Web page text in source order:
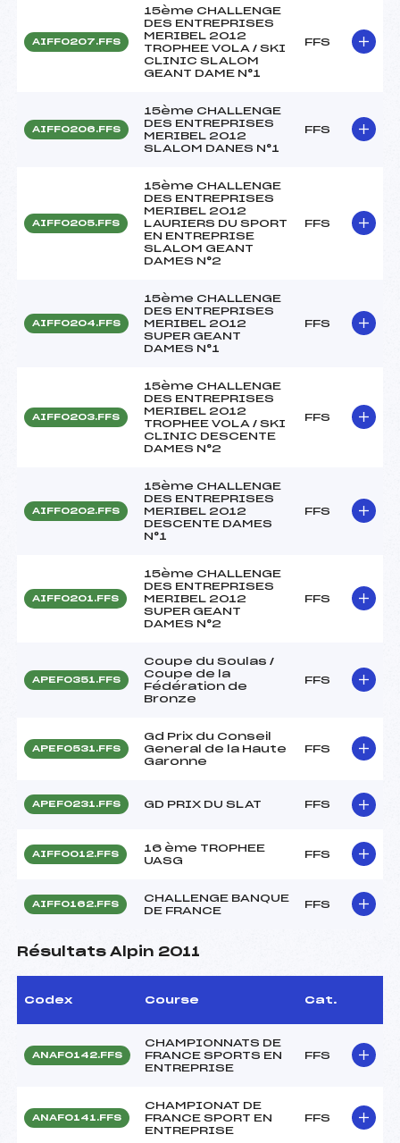
AIFF0207.FFS
15ème CHALLENGE
DES ENTREPRISES
MERIBEL 2012
TROPHEE VOLA / SKI
CLINIC SLALOM
GEANT DAME N°1
FFS
AIFF0206.FFS
15ème CHALLENGE
DES ENTREPRISES
MERIBEL 2012
SLALOM DANES N°1
FFS
AIFF0205.FFS
15ème CHALLENGE
DES ENTREPRISES
MERIBEL 2012
LAURIERS DU SPORT
EN ENTREPRISE
SLALOM GEANT
DAMES N°2
FFS
AIFF0204.FFS
15ème CHALLENGE
DES ENTREPRISES
MERIBEL 2012
SUPER GEANT
DAMES N°1
FFS
AIFF0203.FFS
15ème CHALLENGE
DES ENTREPRISES
MERIBEL 2012
TROPHEE VOLA / SKI
CLINIC DESCENTE
DAMES N°2
FFS
AIFF0202.FFS
15ème CHALLENGE
DES ENTREPRISES
MERIBEL 2012
DESCENTE DAMES
N°1
FFS
AIFF0201.FFS
15ème CHALLENGE
DES ENTREPRISES
MERIBEL 2012
SUPER GEANT
DAMES N°2
FFS
APEF0351.FFS
Coupe du Soulas /
Coupe de la
Fédération de
Bronze
FFS
APEF0531.FFS
Gd Prix du Conseil
General de la Haute
Garonne
FFS
APEF0231.FFS GD PRIX DU SLAT FFS
AIFF0012.FFS
16 ème TROPHEE
UASG
FFS
AIFF0162.FFS
CHALLENGE BANQUE
DE FRANCE
FFS
Résultats Alpin 2011
Codex Course Cat.
ANAF0142.FFS
CHAMPIONNATS DE
FRANCE SPORTS EN
ENTREPRISE
FFS
ANAF0141.FFS
CHAMPIONAT DE
FRANCE SPORT EN
ENTREPRISE
FFS